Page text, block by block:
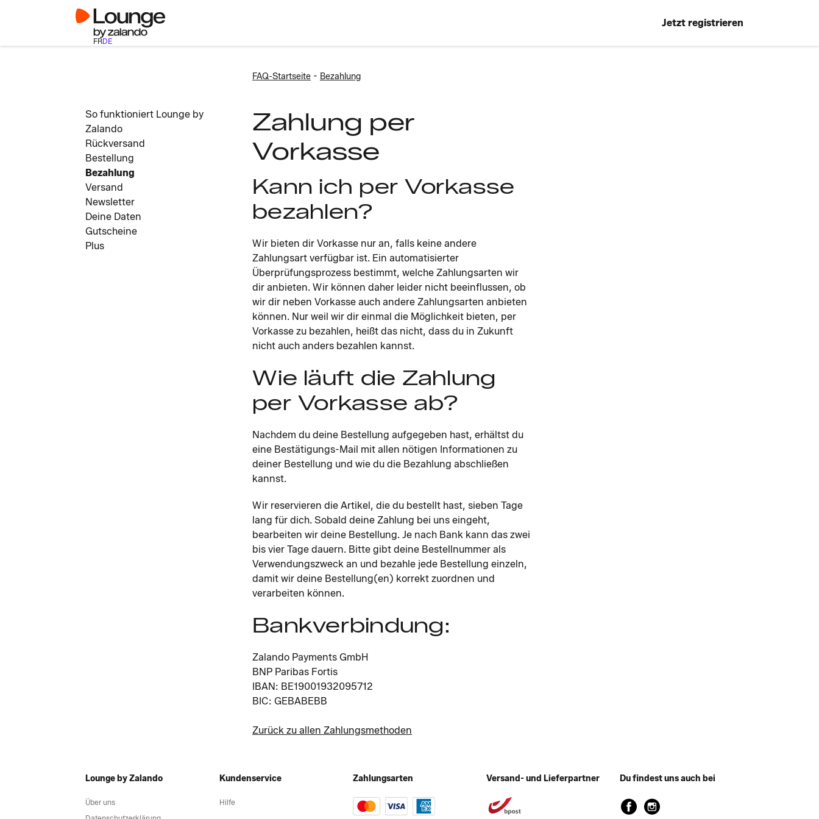
FRDE
Jetzt registrieren
FAQ-Startseite - Bezahlung
So funktioniert Lounge by
Zalando
Rückversand
Bestellung
Bezahlung
Versand
Newsletter
Deine Daten
Gutscheine
Plus
Zahlung per
Vorkasse
Kann ich per Vorkasse
bezahlen?
Wir bieten dir Vorkasse nur an, falls keine andere
Zahlungsart verfügbar ist. Ein automatisierter
Überprüfungsprozess bestimmt, welche Zahlungsarten wir
dir anbieten. Wir können daher leider nicht beeinflussen, ob
wir dir neben Vorkasse auch andere Zahlungsarten anbieten
können. Nur weil wir dir einmal die Möglichkeit bieten, per
Vorkasse zu bezahlen, heißt das nicht, dass du in Zukunft
nicht auch anders bezahlen kannst.
Wie läuft die Zahlung
per Vorkasse ab?
Nachdem du deine Bestellung aufgegeben hast, erhältst du
eine Bestätigungs-Mail mit allen nötigen Informationen zu
deiner Bestellung und wie du die Bezahlung abschließen
kannst.
Wir reservieren die Artikel, die du bestellt hast, sieben Tage
lang für dich. Sobald deine Zahlung bei uns eingeht,
bearbeiten wir deine Bestellung. Je nach Bank kann das zwei
bis vier Tage dauern. Bitte gibt deine Bestellnummer als
Verwendungszweck an und bezahle jede Bestellung einzeln,
damit wir deine Bestellung(en) korrekt zuordnen und
verarbeiten können.
Bankverbindung:
Zalando Payments GmbH
BNP Paribas Fortis
IBAN: BE19001932095712
BIC: GEBABEBB
Zurück zu allen Zahlungsmethoden
Lounge by Zalando
Über uns
Kundenservice
Hilfe
Zahlungsarten Versand- und Lieferpartner Du findest uns auch bei